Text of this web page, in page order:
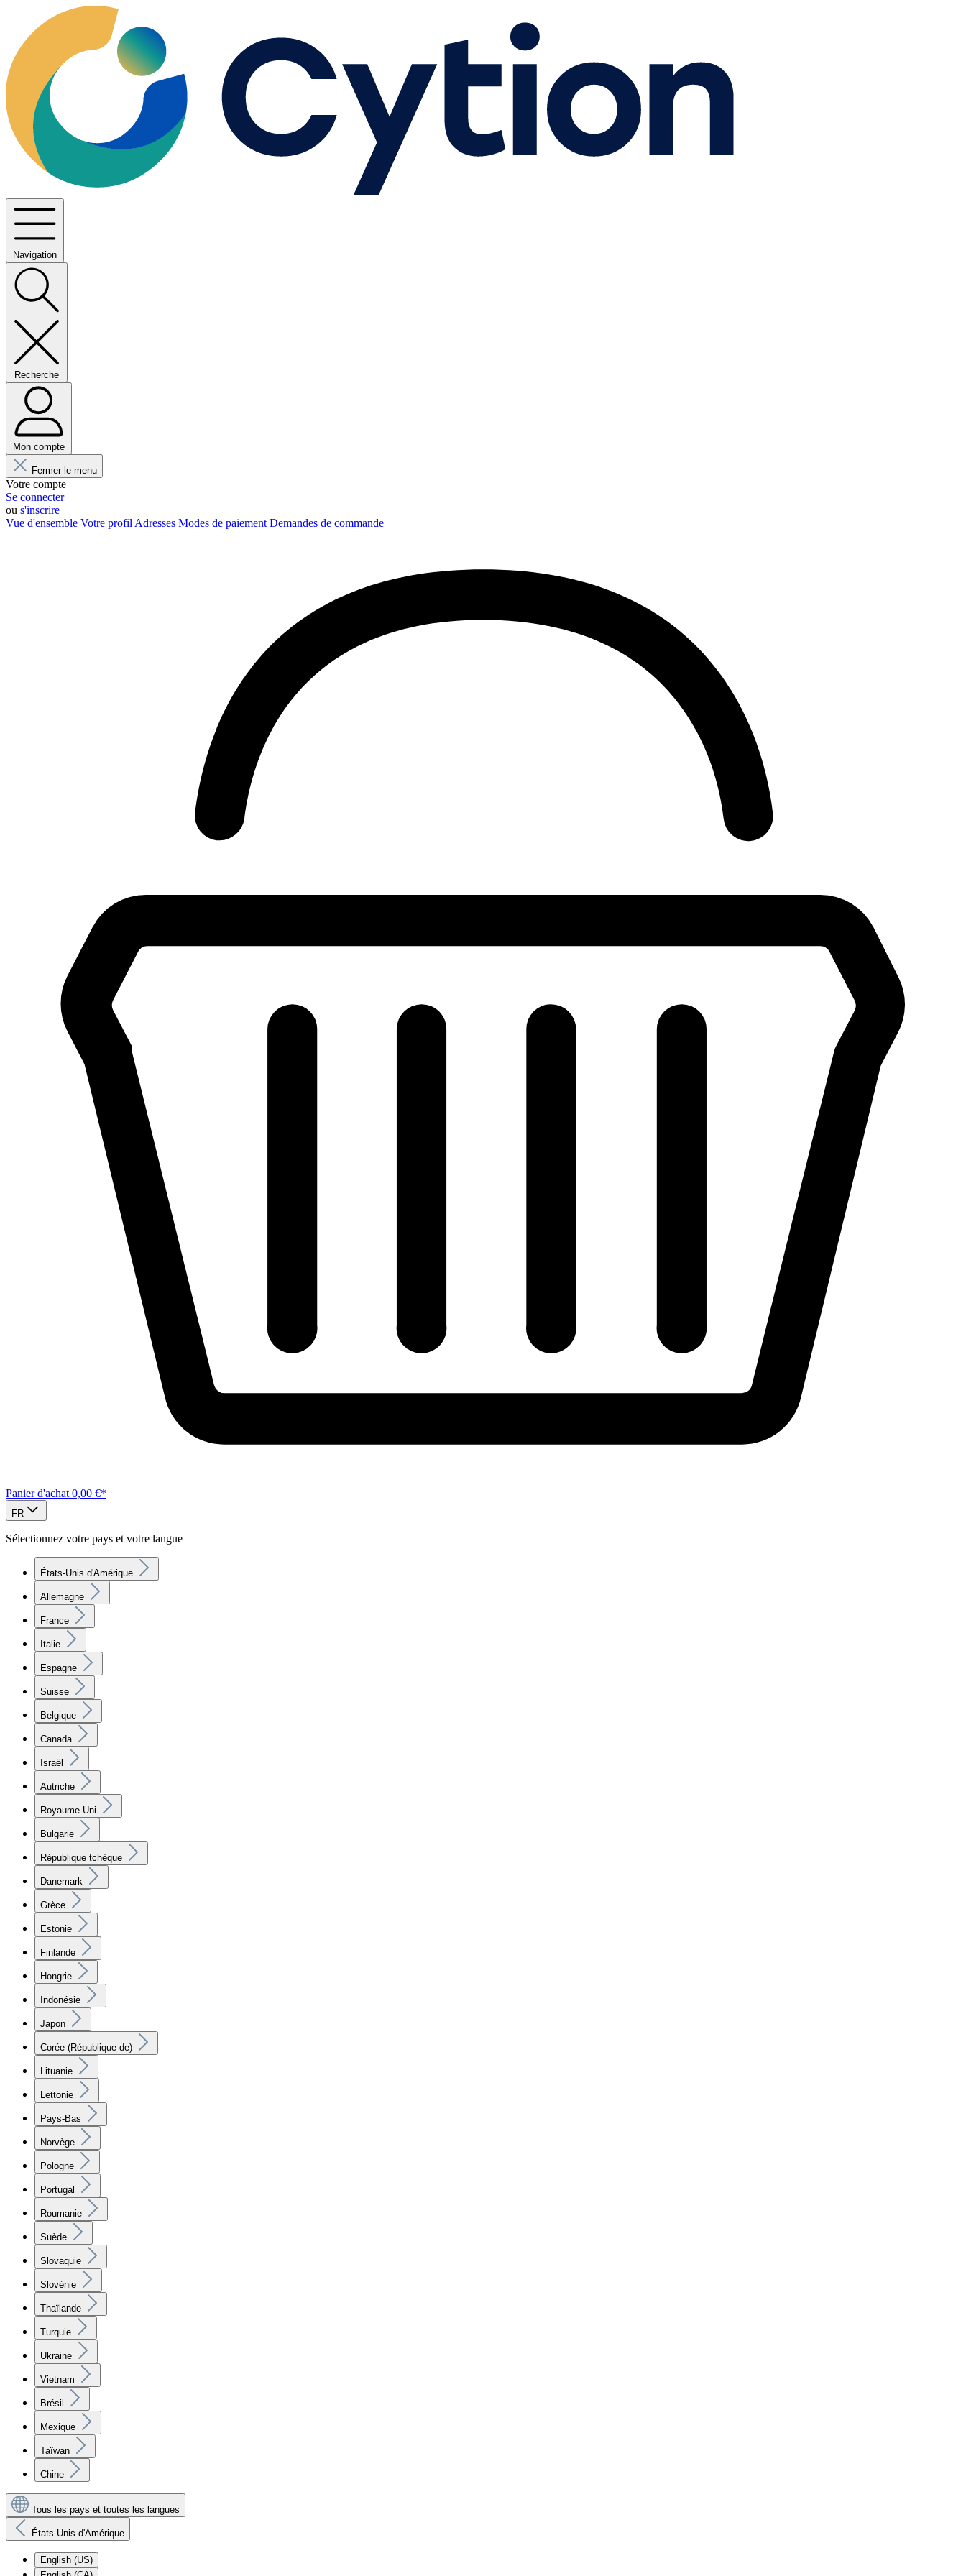
Navigation
Recherche
Mon compte
Fermer le menu
Votre compte
Se connecter
ou s'inscrire
Vue d'ensemble Votre profil Adresses Modes de paiement Demandes de commande
Panier d'achat 0,00 €*
FR
Sélectionnez votre pays et votre langue
États-Unis d'Amérique
Allemagne
France
Italie
Espagne
Suisse
Belgique
Canada
Israël
Autriche
Royaume-Uni
Bulgarie
République tchèque
Danemark
Grèce
Estonie
Finlande
Hongrie
Indonésie
Japon
Corée (République de)
Lituanie
Lettonie
Pays-Bas
Norvège
Pologne
Portugal
Roumanie
Suède
Slovaquie
Slovénie
Thaïlande
Turquie
Ukraine
Vietnam
Brésil
Mexique
Taïwan
Chine
Tous les pays et toutes les langues
États-Unis d'Amérique
English (US)